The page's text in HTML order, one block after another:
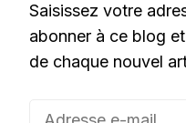
Saisissez votre
abonner à ce blog
de chaque nouvel
Adresse